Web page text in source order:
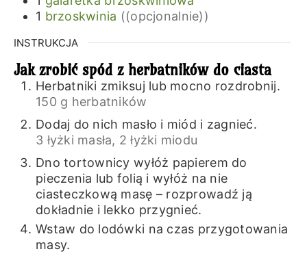
1 brzoskwinia ((opcjonalnie))
INSTRUKCJA
Jak zrobić spód z herbatników do ciasta
Herbatniki zmiksuj lub mocno rozdrobnij.
150 g herbatników
Dodaj do nich masło i miód i zagnieć.
3 łyżki masła, 2 łyżki miodu
Dno tortownicy wyłóż papierem do
pieczenia lub folią i wyłóż na nie
ciasteczkową masę – rozprowadź ją
dokładnie i lekko przygnieć.
Wstaw do lodówki na czas przygotowania
masy.